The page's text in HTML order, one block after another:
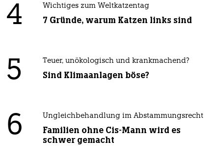
4 Wichtiges zum Weltkatzentag
7 Gründe, warum Katzen links sind
5 Teuer, unökologisch und krankmachend?
Sind Klimaanlagen böse?
6 Ungleichbehandlung im Abstammungsrecht
Familien ohne Cis-Mann wird es
schwer gemacht